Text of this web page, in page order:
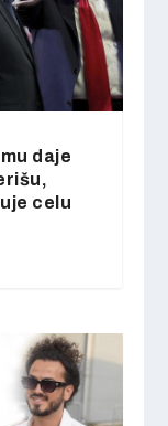
daje
celu